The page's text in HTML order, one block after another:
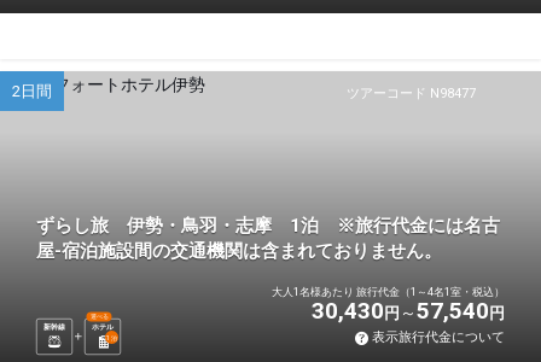
ツアーコード N98477
2日間
ずらし旅 伊勢・鳥羽・志摩 1泊 ※旅行代金には名古
屋-宿泊施設間の交通機関は含まれておりません。
新幹線 ホテル
選べる
1 泊
大人1名様あたり 旅行代金（1～4名1室・税込）
30,430 円 57,540 円
表示旅行代金について